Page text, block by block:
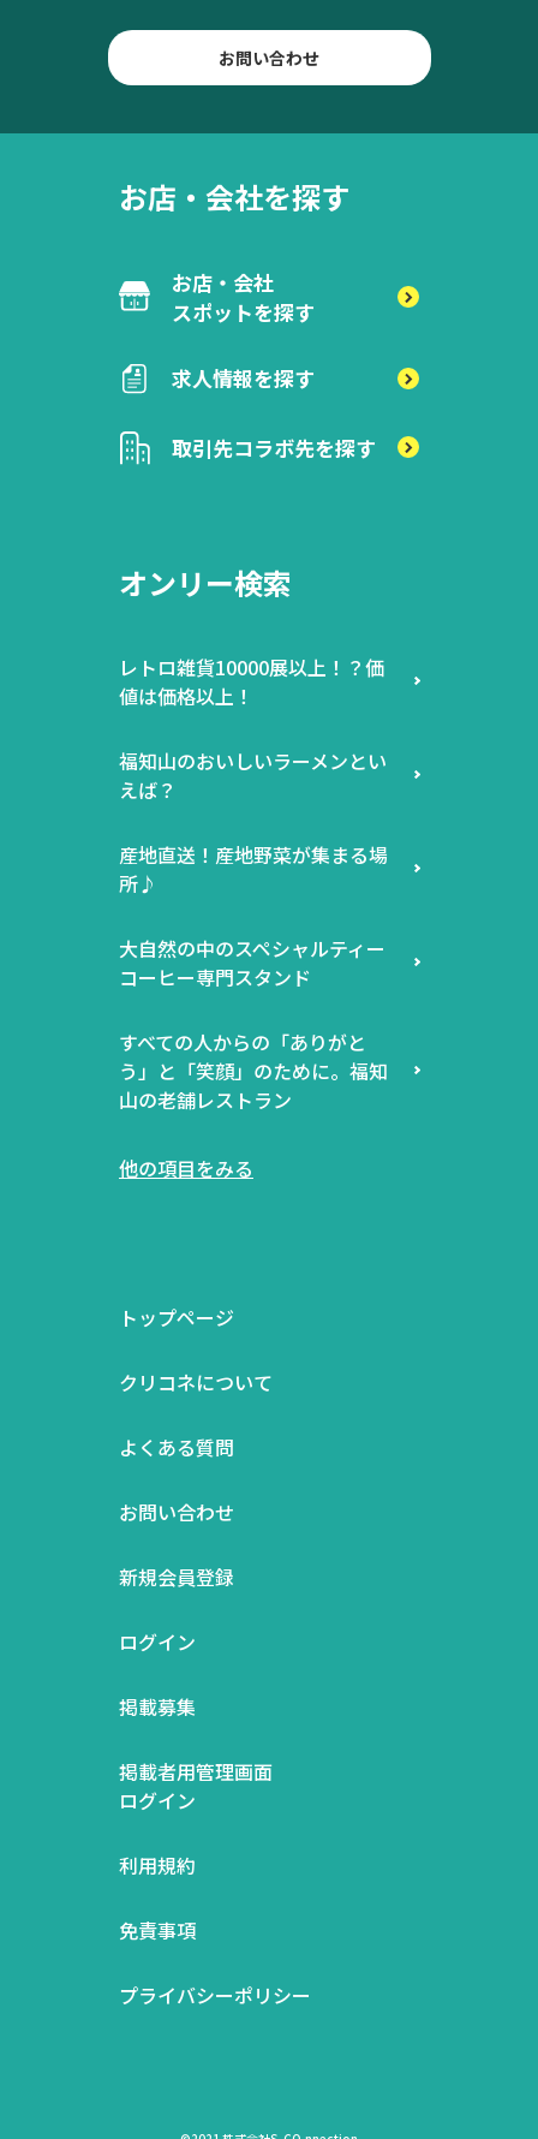
お問い合わせ
お店・会社を探す
お店・会社
スポットを探す
求人情報を探す
取引先コラボ先を探す
オンリー検索
レトロ雑貨10000展以上！？価
値は価格以上！
福知山のおいしいラーメンとい
えば？
産地直送！産地野菜が集まる場
所♪
大自然の中のスペシャルティー
コーヒー専門スタンド
すべての人からの「ありがと
う」と「笑顔」のために。福知
山の老舗レストラン
他の項目をみる
トップページ
クリコネについて
よくある質問
お問い合わせ
新規会員登録
ログイン
掲載募集
掲載者用管理画面
ログイン
利用規約
免責事項
プライバシーポリシー